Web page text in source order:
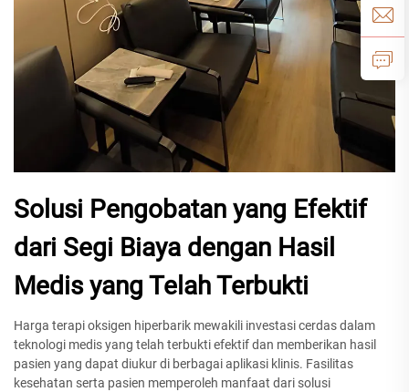
Solusi Pengobatan yang Efektif
dari Segi Biaya dengan Hasil
Medis yang Telah Terbukti
Harga terapi oksigen hiperbarik mewakili investasi cerdas dalam
teknologi medis yang telah terbukti efektif dan memberikan hasil
pasien yang dapat diukur di berbagai aplikasi klinis. Fasilitas
kesehatan serta pasien memperoleh manfaat dari solusi